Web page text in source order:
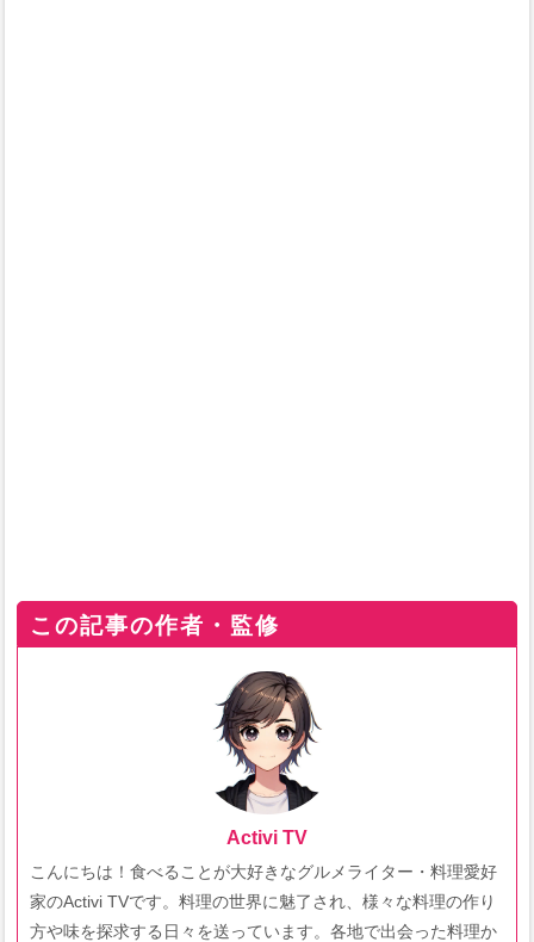
この記事の作者・監修
Activi TV
こんにちは！食べることが大好きなグルメライター・料理愛好
家のActivi TVです。料理の世界に魅了され、様々な料理の作り
方や味を探求する日々を送っています。各地で出会った料理か